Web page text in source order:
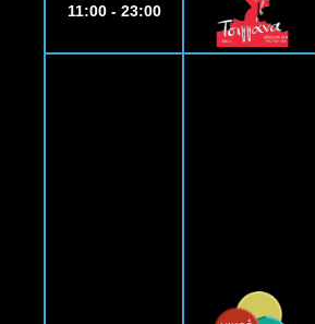
11:00 - 23:00